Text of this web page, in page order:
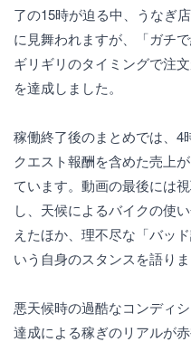
了の15時が迫る中、うなぎ
に見舞われますが、「ガチ
ギリギリのタイミングで注
を達成しました。
稼働終了後のまとめでは、4
クエスト報酬を含めた売上
ています。動画の最後には
し、天候によるバイクの使
えたほか、理不尽な「バッ
いう自身のスタンスを語りま
悪天候時の過酷なコンディ
達成による稼ぎのリアルが